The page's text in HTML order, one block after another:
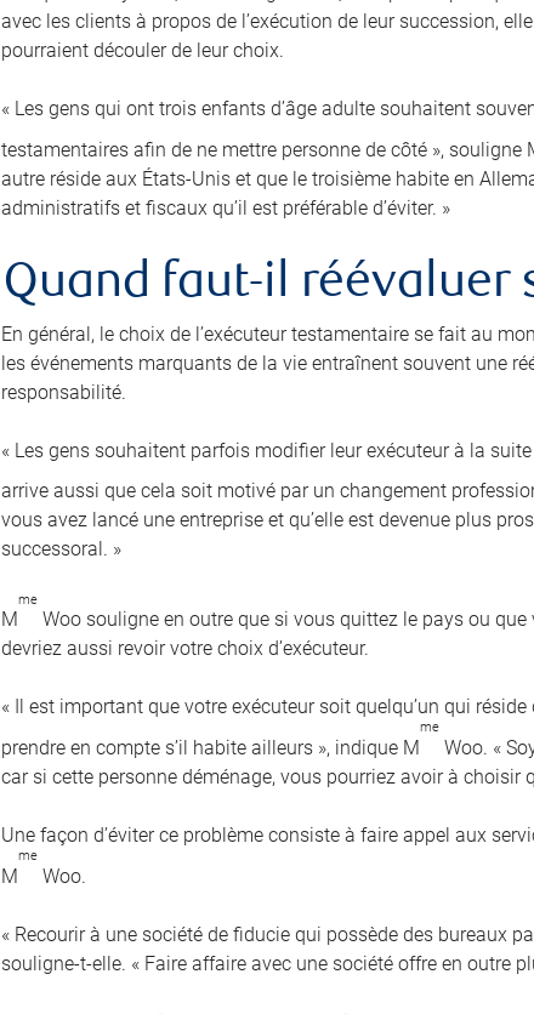
avec les clients à propos de l’exécution de leur succession,
pourraient découler de leur choix.
« Les gens qui ont trois enfants d’âge adulte souhaitent
testamentaires afin de ne mettre personne de côté », souligne
autre réside aux États-Unis et que le troisième habite en
administratifs et fiscaux qu’il est préférable d’éviter. »
Quand faut-il réévaluer
En général, le choix de l’exécuteur testamentaire se fait au
les événements marquants de la vie entraînent souvent une
responsabilité.
« Les gens souhaitent parfois modifier leur exécuteur à la
arrive aussi que cela soit motivé par un changement
vous avez lancé une entreprise et qu’elle est devenue plus
successoral. »
M
me
Woo souligne en outre que si vous quittez le pays ou
devriez aussi revoir votre choix d’exécuteur.
« Il est important que votre exécuteur soit quelqu’un qui
prendre en compte s’il habite ailleurs », indique M
me
Woo. «
car si cette personne déménage, vous pourriez avoir à choisir
Une façon d’éviter ce problème consiste à faire appel aux
M
me
Woo.
« Recourir à une société de fiducie qui possède des bureaux
souligne-t-elle. « Faire affaire avec une société offre en outre